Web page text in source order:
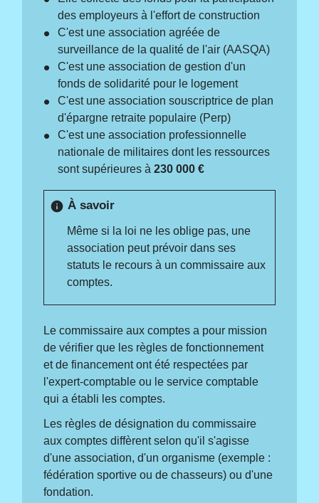
des employeurs à l'effort de construction
C'est une association agréée de
surveillance de la qualité de l'air (AASQA)
C'est une association de gestion d'un
fonds de solidarité pour le logement
C'est une association souscriptrice de plan
d'épargne retraite populaire (Perp)
C'est une association professionnelle
nationale de militaires dont les ressources
sont supérieures à230 000 €
info À savoir
Même si la loi ne les oblige pas, une
association peut prévoir dans ses
statuts le recours à un commissaire aux
comptes.
Le commissaire aux comptes a pour mission
de vérifier que les règles de fonctionnement
et de financement ont été respectées par
l'expert-comptable ou le service comptable
qui a établi les comptes.
Les règles de désignation du commissaire
aux comptes diffèrent selon qu'il s'agisse
d'une association, d'un organisme (exemple :
fédération sportive ou de chasseurs) ou d'une
fondation.